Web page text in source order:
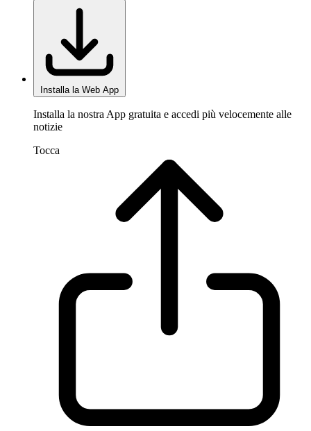
Installa la Web App
Installa la nostra App gratuita e accedi più velocemente alle
notizie
Tocca